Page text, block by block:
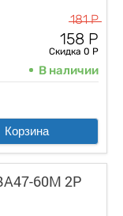
181 Р
158 Р
Скидка 0 Р
В наличии
Корзина
60M 2Р